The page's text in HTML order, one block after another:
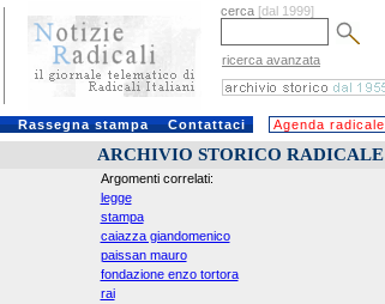
cerca [dal 1999]
ricerca avanzata
Rassegna stampa Contattaci Agenda radicale
ARCHIVIO STORICO RADICALE
Argomenti correlati:
legge
stampa
caiazza giandomenico
paissan mauro
fondazione enzo tortora
rai